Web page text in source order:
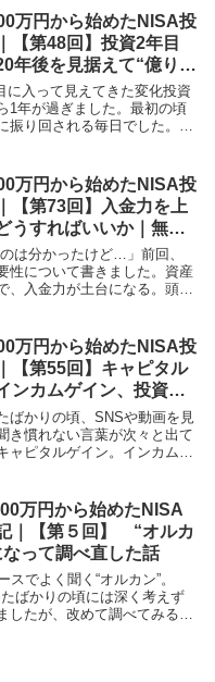
を宇宙関連の投資信託に預け
...
万円から始めたNISA投
【第48回】投資2年目
年後を見据えて“億り
資産設計
に入って見えてきた変化投資
1年が過ぎました。最初の頃
振り回される毎日でした。少
うより「相場を追いかけてい
万円から始めたNISA投
【第73回】入金力を上
うすればいいか｜無理
ための考え方
は分かったけど…」前回、
性について書きました。資産
、入金力が土台になる。頭で
これは私自身も悩んだ部分で
万円から始めたNISA投
【第55回】キャピタル
ンカムゲイン、投資ス
解して迷いが減った話
ばかりの頃、SNSや動画を見
き慣れない言葉が次々と出て
ャピタルゲイン。インカムゲ
は違いをほとんど理解してい
...
万円から始めたNISA
｜【第５回】 “オルカ
なって調べ直した話
スでよく聞く“オルカン”。
ばかりの頃には深く考えず
したが、改めて調べてみると